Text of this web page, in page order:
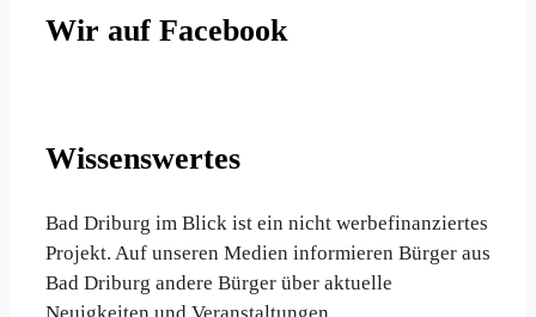
Wir auf Facebook
Wissenswertes
Bad Driburg im Blick ist ein nicht werbefinanziertes
Projekt. Auf unseren Medien informieren Bürger aus
Bad Driburg andere Bürger über aktuelle